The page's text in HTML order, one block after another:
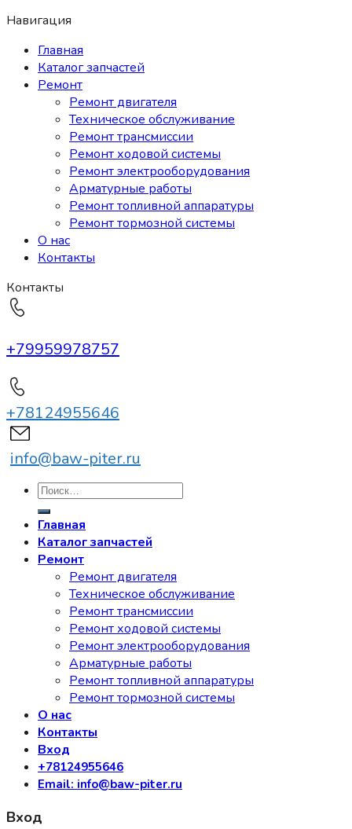
Навигация
Главная
Каталог запчастей
Ремонт
Ремонт двигателя
Техническое обслуживание
Ремонт трансмиссии
Ремонт ходовой системы
Ремонт электрооборудования
Арматурные работы
Ремонт топливной аппаратуры
Ремонт тормозной системы
О нас
Контакты
Контакты
+79959978757
+78124955646
info@baw-piter.ru
Искать:
Главная
Каталог запчастей
Ремонт
Ремонт двигателя
Техническое обслуживание
Ремонт трансмиссии
Ремонт ходовой системы
Ремонт электрооборудования
Арматурные работы
Ремонт топливной аппаратуры
Ремонт тормозной системы
О нас
Контакты
Вход
+78124955646
Email: info@baw-piter.ru
Вход